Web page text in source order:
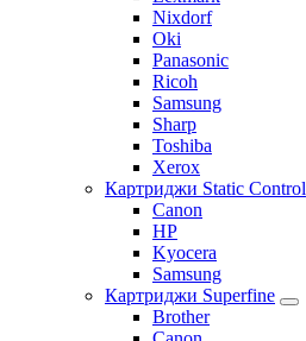
Nixdorf
Oki
Panasonic
Ricoh
Samsung
Sharp
Toshiba
Xerox
Картриджи Static Control
Canon
HP
Kyocera
Samsung
Картриджи Superfine
Brother